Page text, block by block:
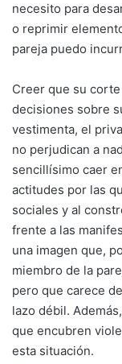
necesito para
o reprimir
pareja puedo
Creer que su
decisiones sobre
vestimenta, el
no perjudican a
sencillísimo caer
actitudes por las
sociales y al
frente a las
una imagen que,
miembro de la
pero que carece
lazo débil.
que encubren
esta situación.